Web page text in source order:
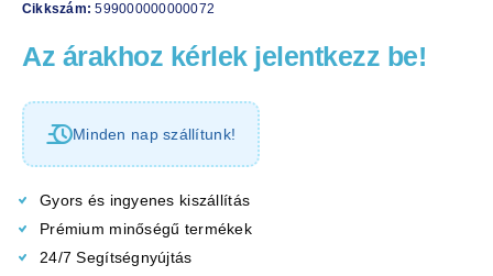
Cikkszám:599000000000072
Az árakhoz kérlek jelentkezz be!
Minden nap szállítunk!
Gyors és ingyenes kiszállítás
Prémium minőségű termékek
24/7 Segítségnyújtás